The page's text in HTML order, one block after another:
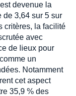
devenue la
de 3,64 sur 5 sur
critères, la facilité
avec
de lieux pour
un
Notamment
cet aspect
35,9 % des